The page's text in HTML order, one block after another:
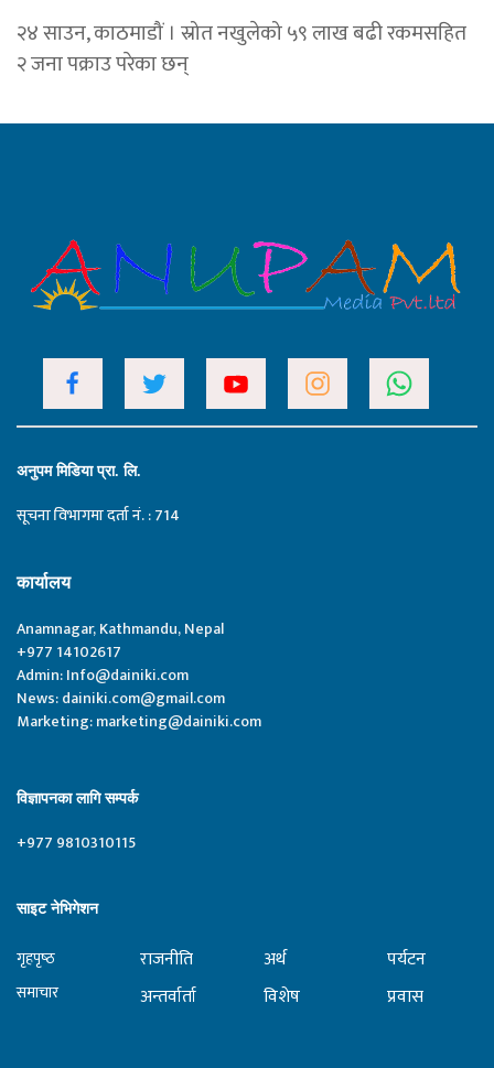
२४ साउन, काठमाडौं । स्रोत नखुलेको ५९ लाख बढी रकमसहित
२ जना पक्राउ परेका छन्
अनुपम मिडिया प्रा. लि.
सूचना विभागमा दर्ता नं. : 714
कार्यालय
Anamnagar, Kathmandu, Nepal
+977 14102617
Admin:Info@dainiki.com
News:dainiki.com@gmail.com
Marketing:marketing@dainiki.com
विज्ञापनका लागि सम्पर्क
+977 9810310115
साइट नेभिगेशन
गृहपृष्‍ठ
समाचार
राजनीति
अन्तर्वार्ता
अर्थ
विशेष
पर्यटन
प्रवास